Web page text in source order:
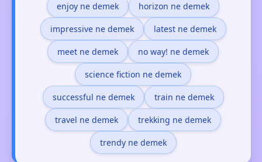
enjoy ne demek horizon ne demek
impressive ne demek latest ne demek
meet ne demek no way! ne demek
science fiction ne demek
successful ne demek train ne demek
travel ne demek trekking ne demek
trendy ne demek